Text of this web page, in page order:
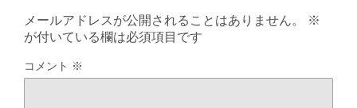
メールアドレスが公開されることはありません。
※
が付いている欄は必須項目です
コメント ※